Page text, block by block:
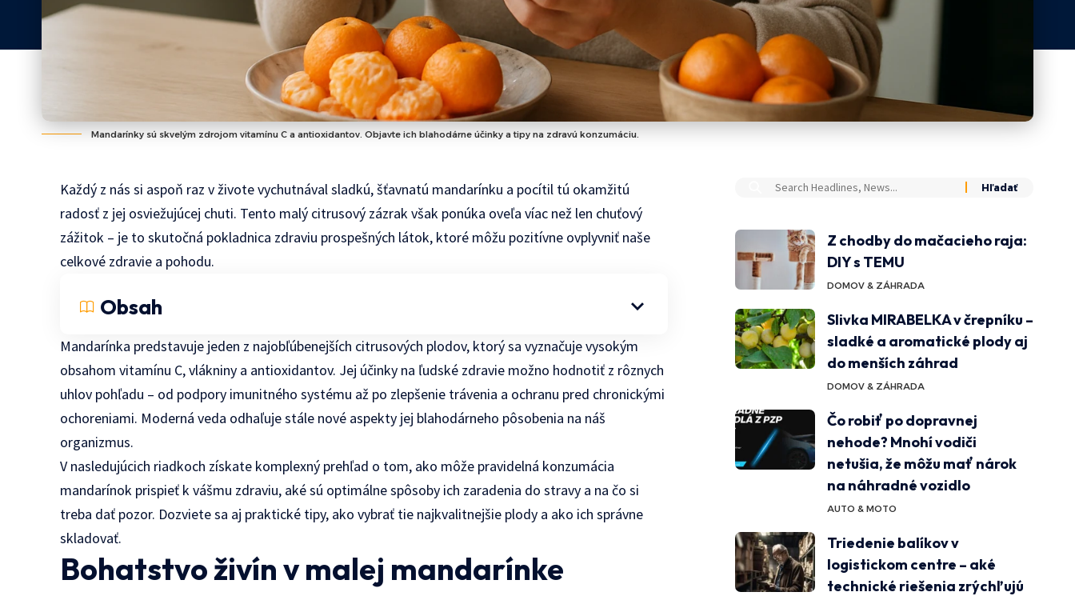
Mandarínky sú skvelým zdrojom vitamínu C a antioxidantov. Objavte ich blahodárne účinky a tipy na zdravú konzumáciu.
Každý z nás si aspoň raz v živote vychutnával sladkú, šťavnatú mandarínku a pocítil tú okamžitú
radosť z jej osviežujúcej chuti. Tento malý citrusový zázrak však ponúka oveľa víac než len chuťový
zážitok – je to skutočná pokladnica zdraviu prospešných látok, ktoré môžu pozitívne ovplyvniť naše
celkové zdravie a pohodu.
Obsah
Mandarínka predstavuje jeden z najobľúbenejších citrusových plodov, ktorý sa vyznačuje vysokým
obsahom vitamínu C, vlákniny a antioxidantov. Jej účinky na ľudské zdravie možno hodnotiť z rôznych
uhlov pohľadu – od podpory imunitného systému až po zlepšenie trávenia a ochranu pred chronickými
ochoreniami. Moderná veda odhaľuje stále nové aspekty jej blahodárneho pôsobenia na náš
organizmus.
V nasledujúcich riadkoch získate komplexný prehľad o tom, ako môže pravidelná konzumácia
mandarínok prispieť k vášmu zdraviu, aké sú optimálne spôsoby ich zaradenia do stravy a na čo si
treba dať pozor. Dozviete sa aj praktické tipy, ako vybrať tie najkvalitnejšie plody a ako ich správne
skladovať.
Bohatstvo živín v malej mandarínke
Z chodby do mačacieho raja:
DIY s TEMU
DOMOV & ZÁHRADA
Slivka MIRABELKA v črepníku –
sladké a aromatické plody aj
do menších záhrad
DOMOV & ZÁHRADA
Čo robiť po dopravnej
nehode? Mnohí vodiči
netušia, že môžu mať nárok
na náhradné vozidlo
AUTO & MOTO
Triedenie balíkov v
logistickom centre – aké
technické riešenia zrýchľujú